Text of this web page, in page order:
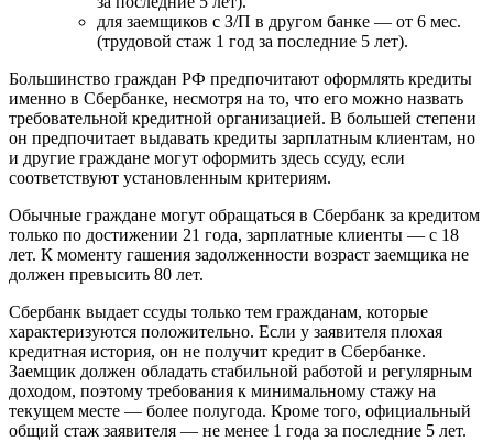
для заемщиков с З/П в другом банке — от 6 мес.
(трудовой стаж 1 год за последние 5 лет).
Большинство граждан РФ предпочитают оформлять кредиты
именно в Сбербанке, несмотря на то, что его можно назвать
требовательной кредитной организацией. В большей степени
он предпочитает выдавать кредиты зарплатным клиентам, но
и другие граждане могут оформить здесь ссуду, если
соответствуют установленным критериям.
Обычные граждане могут обращаться в Сбербанк за кредитом
только по достижении 21 года, зарплатные клиенты — с 18
лет. К моменту гашения задолженности возраст заемщика не
должен превысить 80 лет.
Сбербанк выдает ссуды только тем гражданам, которые
характеризуются положительно. Если у заявителя плохая
кредитная история, он не получит кредит в Сбербанке.
Заемщик должен обладать стабильной работой и регулярным
доходом, поэтому требования к минимальному стажу на
текущем месте — более полугода. Кроме того, официальный
общий стаж заявителя — не менее 1 года за последние 5 лет.